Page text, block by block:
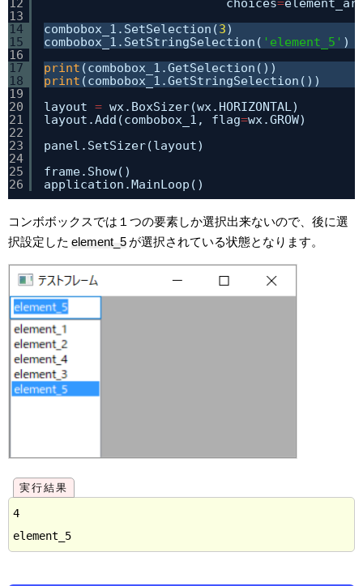
12
13
14
15
16
17
18
19
20
21
22
23
24
25
26
choices=
combobox_1.SetSelection(3)
combobox_1.SetStringSelection( 'element_5' )
print (combobox_1.GetSelection())
print (combobox_1.GetStringSelection())
layout = wx.BoxSizer(wx.HORIZONTAL)
layout.Add(combobox_1, flag=wx.GROW)
panel.SetSizer(layout)
frame.Show()
application.MainLoop()
コンボボックスでは１つの要素しか選択出来ないので、後に選
択設定した element_5 が選択されている状態となります。
4